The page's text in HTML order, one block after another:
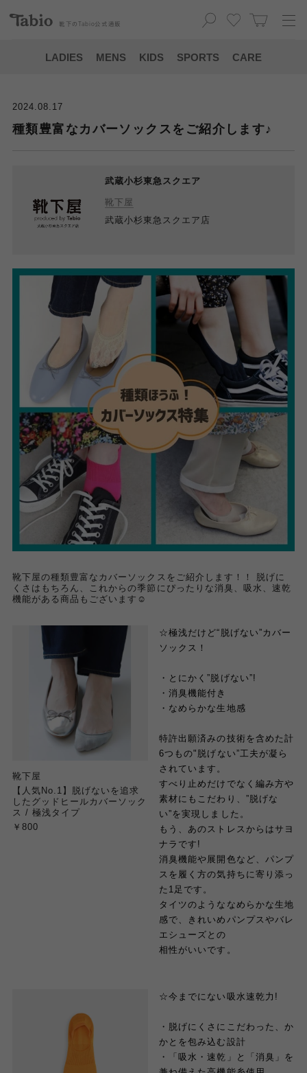
靴下の Tabio 公式通販
LADIES MENS KIDS SPORTS CARE
2024.08.17
種類豊富なカバーソックスをご紹介します♪
武蔵小杉東急スクエア
靴下屋
武蔵小杉東急スクエア店
靴下屋の種類豊富なカバーソックスをご紹介します！！ 脱げに
くさはもちろん、これからの季節にぴったりな消臭、吸水、速乾
機能がある商品もございます☺︎
靴下屋
【人気No.1】脱げないを追求
したグッドヒールカバーソック
ス / 極浅タイプ
￥800
☆極浅だけど“脱げない”カバー
ソックス！
・とにかく”脱げない”!
・消臭機能付き
・なめらかな生地感
特許出願済みの技術を含めた計
6つもの"脱げない”工夫が凝ら
されています。
すべり止めだけでなく編み方や
素材にもこだわり、”脱げな
い”を実現しました。
もう、あのストレスからはサヨ
ナラです!
消臭機能や展開色など、パンプ
スを履く方の気持ちに寄り添っ
た1足です。
タイツのようななめらかな生地
感で、きれいめパンプスやバレ
エシューズとの
相性がいいです。
☆今までにない吸水速乾力!
・脱げにくさにこだわった、か
かとを包み込む設計
・「吸水・速乾」と「消臭」を